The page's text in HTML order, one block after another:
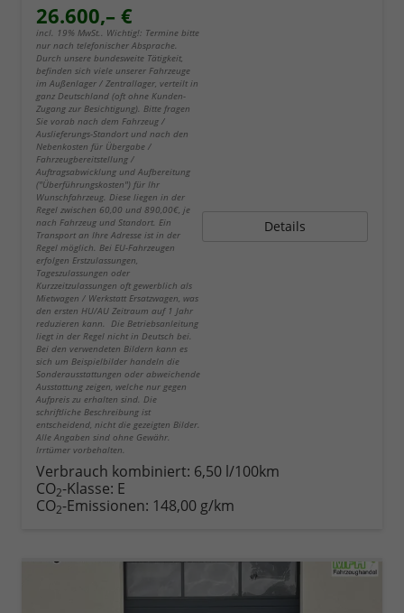
26.600,– €
incl. 19% MwSt.. Wichtig!: Termine bitte
nur nach telefonischer Absprache.
Durch unsere bundesweite Tätigkeit,
befinden sich viele unserer Fahrzeuge
im Außenlager / Zentrallager, verteilt in
ganz Deutschland (oft ohne Kunden-
Zugang zur Besichtigung). Bitte fragen
Sie vorab nach dem Fahrzeug /
Auslieferungs-Standort und nach den
Nebenkosten für Übergabe /
Fahrzeugbereitstellung /
Auftragsabwicklung und Aufbereitung
("Überführungskosten") für Ihr
Wunschfahrzeug. Diese liegen in der
Regel zwischen 60,00 und 890,00€, je
nach Fahrzeug und Standort. Ein
Transport an Ihre Adresse ist in der
Regel möglich. Bei EU-Fahrzeugen
erfolgen Erstzulassungen,
Tageszulassungen oder
Kurzzeitzulassungen oft gewerblich als
Mietwagen / Werkstatt Ersatzwagen, was
den ersten HU/AU Zeitraum auf 1 Jahr
reduzieren kann. Die Betriebsanleitung
liegt in der Regel nicht in Deutsch bei.
Bei den verwendeten Bildern kann es
sich um Beispielbilder handeln die
Sonderausstattungen oder abweichende
Ausstattung zeigen, welche nur gegen
Aufpreis zu erhalten sind. Die
schriftliche Beschreibung ist
entscheidend, nicht die gezeigten Bilder.
Alle Angaben sind ohne Gewähr.
Irrtümer vorbehalten.
Details
Verbrauch kombiniert: 6,50 l/100km
CO2-Klasse: E
CO2-Emissionen: 148,00 g/km